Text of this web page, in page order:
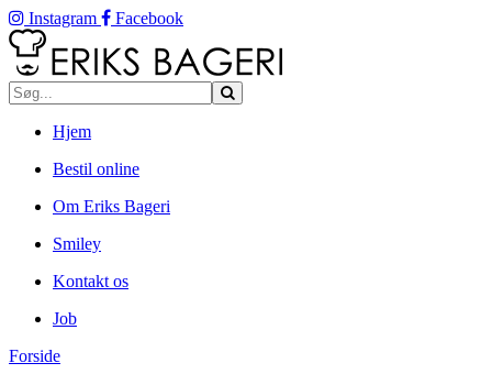
Instagram Facebook
Hjem
Bestil online
Om Eriks Bageri
Smiley
Kontakt os
Job
Forside